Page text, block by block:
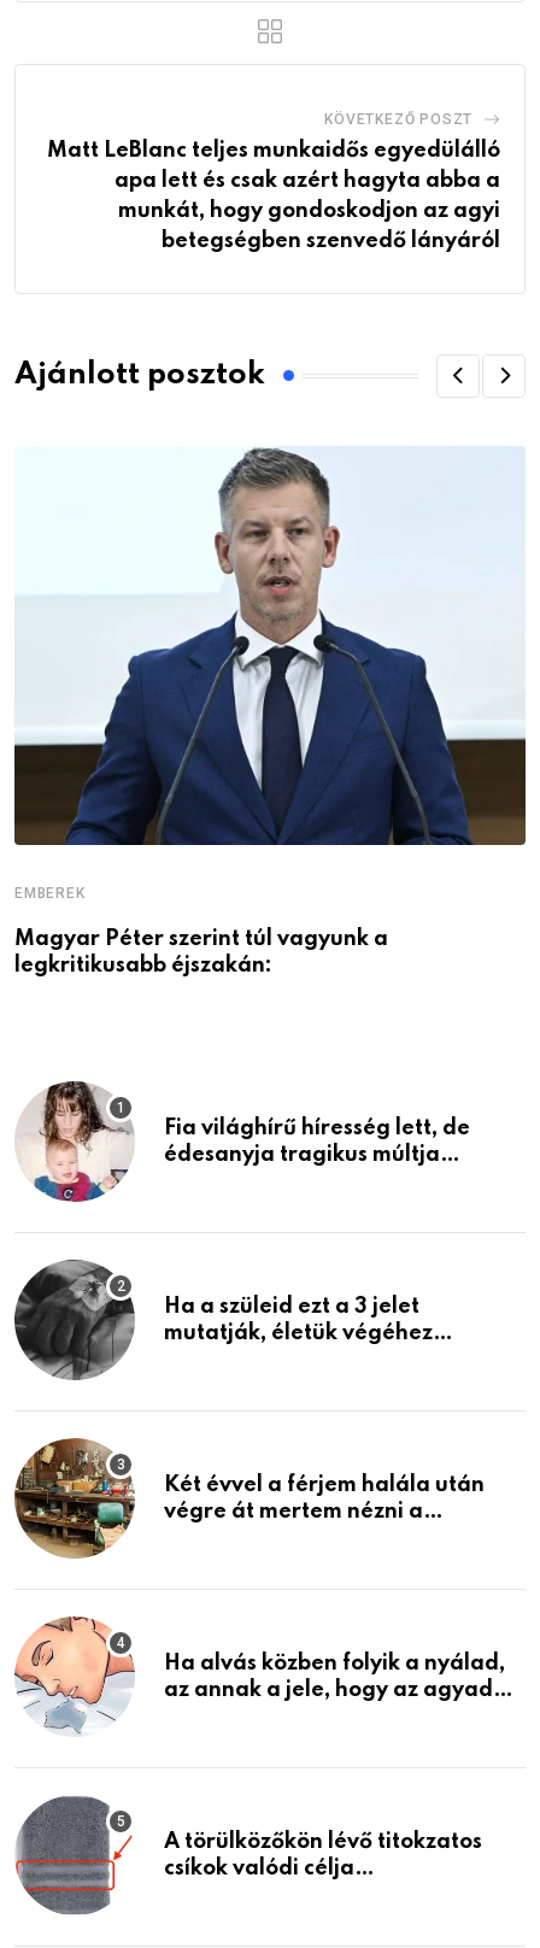
KÖVETKEZŐ POSZT
Matt LeBlanc teljes munkaidős egyedülálló
apa lett és csak azért hagyta abba a
munkát, hogy gondoskodjon az agyi
betegségben szenvedő lányáról
Ajánlott posztok
EMBEREK
Magyar Péter szerint túl vagyunk a
legkritikusabb éjszakán:
Fia világhírű híresség lett, de
édesanyja tragikus múltja
Ha a szüleid ezt a 3 jelet
mutatják, életük végéhez
Két évvel a férjem halála után
végre át mertem nézni a
életemet
Ha alvás közben folyik a nyálad,
az annak a jele, hogy az agyad…
A törülközőkön lévő titokzatos
csíkok valódi célja…